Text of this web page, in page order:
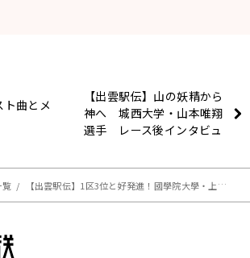
曲とメ
【出雲駅伝】山の妖精から
神へ 城西大学・山本唯翔
選手 レース後インタビュ
覧 【出雲駅伝】1区3位と好発進！國學院大學・上原琉翔選手 レース後インタビュー